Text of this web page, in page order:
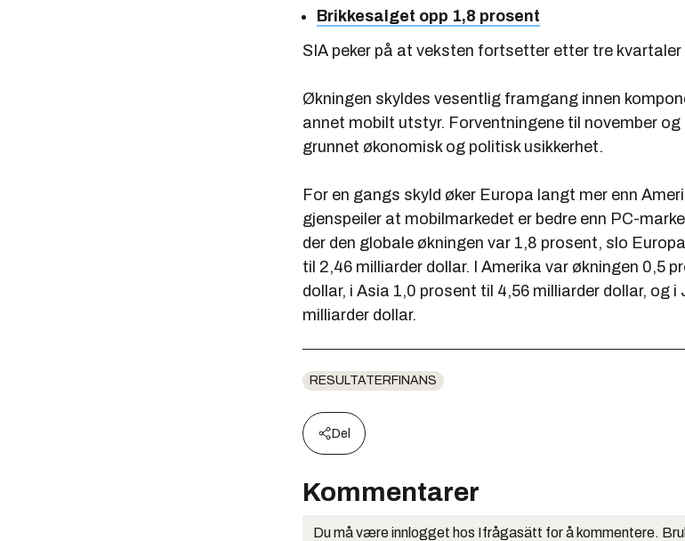
Brikkesalget opp 1,8 prosent
SIA peker på at veksten fortsetter etter tre
Økningen skyldes vesentlig framgang innen
annet mobilt utstyr. Forventningene til november
grunnet økonomisk og politisk usikkerhet.
For en gangs skyld øker Europa langt mer enn
gjenspeiler at mobilmarkedet er bedre enn PC-
der den globale økningen var 1,8 prosent, slo
til 2,46 milliarder dollar. I Amerika var økningen 0,5
dollar, i Asia 1,0 prosent til 4,56 milliarder dollar, og
milliarder dollar.
RESULTATERFINANS
Del
Kommentarer
Du må være innlogget hos Ifrågasätt for å kommentere.